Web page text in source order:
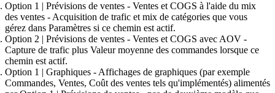
Option 1 | Prévisions de ventes - Ventes et COGS à l'aide du mix
des ventes - Acquisition de trafic et mix de catégories que vous
gérez dans Paramètres si ce chemin est actif.
Option 2 | Prévisions de ventes - Ventes et COGS avec AOV -
Capture de trafic plus Valeur moyenne des commandes lorsque ce
chemin est actif.
Option 1 | Graphiques - Affichages de graphiques (par exemple
Commandes, Ventes, Coût des ventes tels qu'implémentés) alimentés